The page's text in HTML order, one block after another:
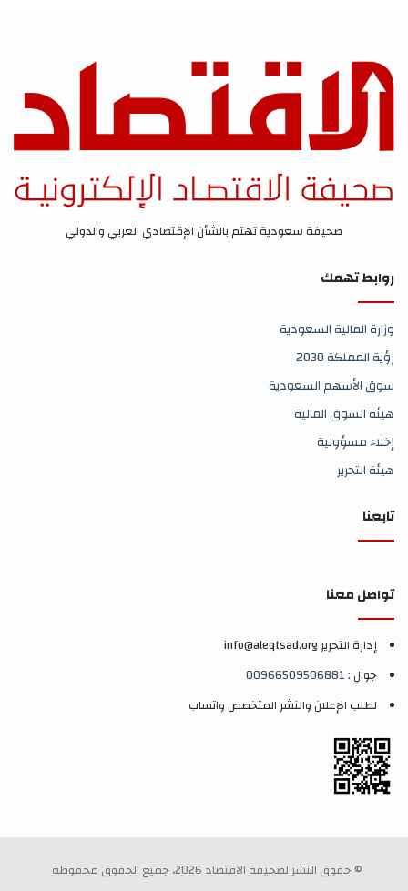
صحيفة سعودية تهتم بالشأن الإقتصادي العربي والدولي
روابط تهمك
وزارة المالية السعودية
رؤية المملكة 2030
سوق الأسهم السعودية
هيئة السوق المالية
إخلاء مسؤولية
هيئة التحرير
تابعنا
تواصل معنا
إدارة التحرير info@aleqtsad.org
جوال :00966509506881
لطلب الإعلان والنشر المتخصص واتساب
© حقوق النشر لصحيفة الاقتصاد 2026، جميع الحقوق محفوظة